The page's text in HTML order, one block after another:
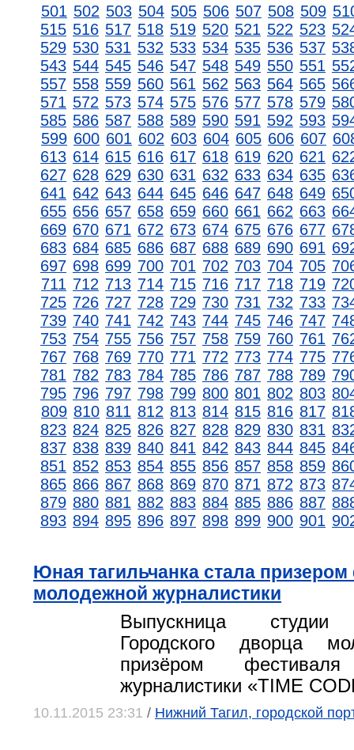
501 502 503 504 505 506 507 508 509
515 516 517 518 519 520 521 522 523
529 530 531 532 533 534 535 536 537
543 544 545 546 547 548 549 550 551
557 558 559 560 561 562 563 564 565
571 572 573 574 575 576 577 578 579
585 586 587 588 589 590 591 592 593
599 600 601 602 603 604 605 606 607
613 614 615 616 617 618 619 620 621
627 628 629 630 631 632 633 634 635
641 642 643 644 645 646 647 648 649
655 656 657 658 659 660 661 662 663
669 670 671 672 673 674 675 676 677
683 684 685 686 687 688 689 690 691
697 698 699 700 701 702 703 704 705
711 712 713 714 715 716 717 718 719
725 726 727 728 729 730 731 732 733
739 740 741 742 743 744 745 746 747
753 754 755 756 757 758 759 760 761
767 768 769 770 771 772 773 774 775
781 782 783 784 785 786 787 788 789
795 796 797 798 799 800 801 802 803
809 810 811 812 813 814 815 816 817
823 824 825 826 827 828 829 830 831
837 838 839 840 841 842 843 844 845
851 852 853 854 855 856 857 858 859
865 866 867 868 869 870 871 872 873
879 880 881 882 883 884 885 886 887
893 894 895 896 897 898 899 900 901
Юная тагильчанка стала
молодежной журналистики
Выпускница студии
Городского дворца
призёром
журналистики «TIME
10.11.2015 23:31 / Нижний Тагил, городской